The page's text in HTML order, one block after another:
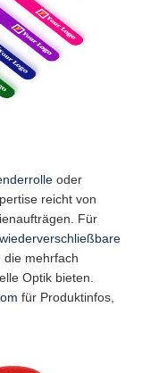
oder
reicht von
Für
wiederverschließbare
, die mehrfach
Optik bieten.
für Produktinfos,